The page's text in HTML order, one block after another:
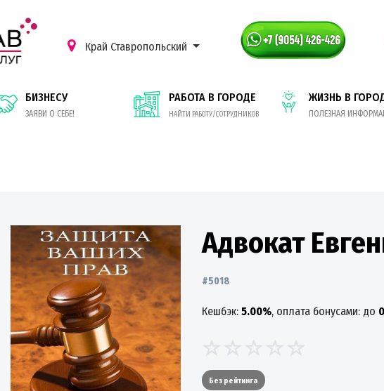
Край Ставропольский
БИЗНЕСУ
ЗАЯВИ О СЕБЕ!
РАБОТА В ГОРОДЕ
НАЙТИ РАБОТУ/СОТРУДНИКОВ
ЖИЗНЬ В
ПОЛЕЗНАЯ
Адвокат
#5018
Кешбэк: 5.00%, оплата бонусами: до
Без рейтинга